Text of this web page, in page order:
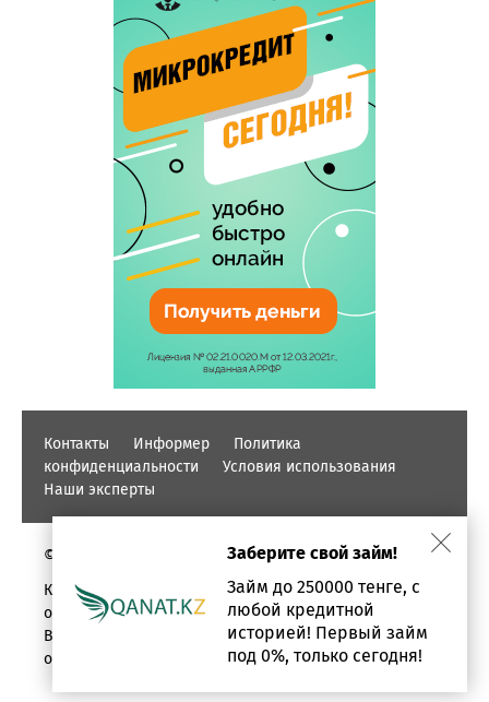
Контакты Информер
Политика
конфиденциальности
Условия использования
Наши эксперты
© PROFINZ.KZ
Казахстан, г. Алматы, проспект Аль-фараби, дом 17,
офис 1602
Вся информация о кредитах и займах предоставлена в
ознакомительных целях.
Заберите свой займ!
Займ до 250000 тенге, с
любой кредитной
историей! Первый займ
под 0%, только сегодня!